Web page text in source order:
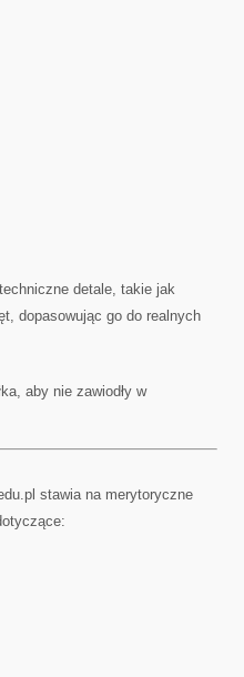
detale, takie jak
dopasowując go do realnych
aby nie zawiodły w
stawia na merytoryczne